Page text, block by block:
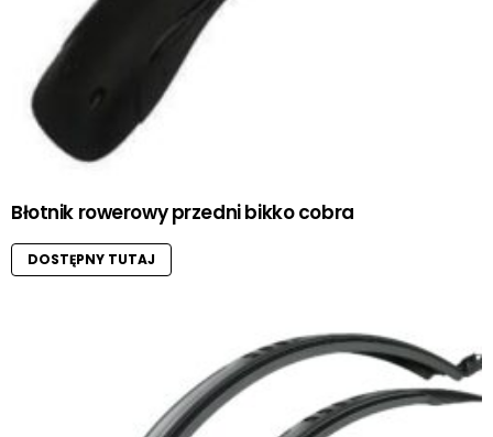
Błotnik rowerowy przedni bikko cobra
DOSTĘPNY TUTAJ